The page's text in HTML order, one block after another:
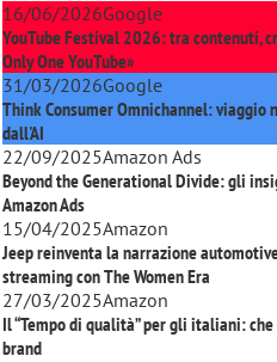
16/06/2026Google
YouTube Festival 2026: tra contenuti,
Only One YouTube»
31/03/2026Google
Think Consumer Omnichannel: viaggio
dall'AI
22/09/2025Amazon Ads
Beyond the Generational Divide: gli
Amazon Ads
15/04/2025Amazon
Jeep reinventa la narrazione
streaming conThe Women Era
27/03/2025Amazon
Il “Tempo di qualità” per gli italiani:
brand